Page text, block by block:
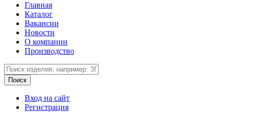
Главная
Каталог
Вакансии
Новости
О компании
Производство
Вход на сайт
Регистрация